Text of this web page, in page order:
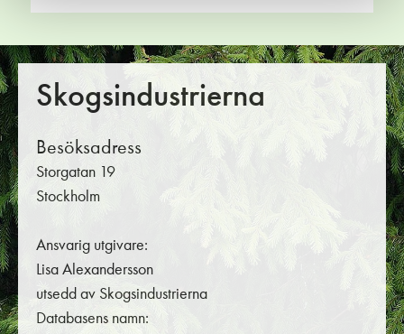
Skogsindustrierna
Besöksadress
Storgatan 19
Stockholm
Ansvarig utgivare:
Lisa Alexandersson
utsedd av Skogsindustrierna
Databasens namn: